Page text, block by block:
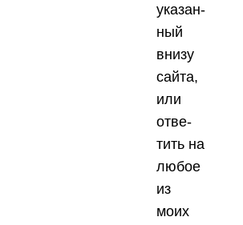
ука­зан­
ный
вни­зу
сай­та,
или
отве­
тить на
любое
из
моих